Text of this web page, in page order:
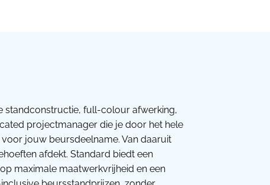
standconstructie, full-colour afwerking,
projectmanager die je door het hele
jouw beursdeelname. Van daaruit
afdekt. Standard biedt een
maximale maatwerkvrijheid en een